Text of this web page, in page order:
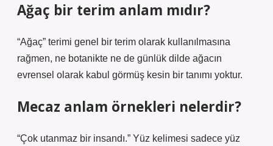
Ağaç bir terim anlam mıdır?
“Ağaç” terimi genel bir terim olarak kullanılmasına
rağmen, ne botanikte ne de günlük dilde ağacın
evrensel olarak kabul görmüş kesin bir tanımı yoktur.
Mecaz anlam örnekleri nelerdir?
“Çok utanmaz bir insandı.” Yüz kelimesi sadece yüz